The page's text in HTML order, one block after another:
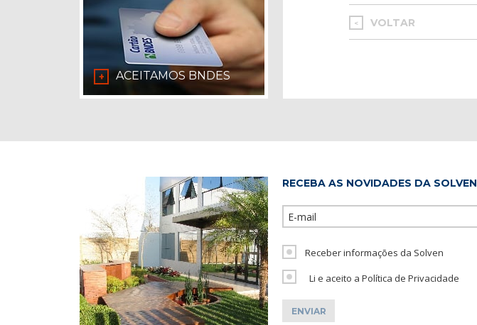
+ ACEITAMOS BNDES
< VOLTAR
RECEBA AS NOVIDADES DA SOLVEN
Receber informações da Solven
Li e aceito a Política de Privacidade